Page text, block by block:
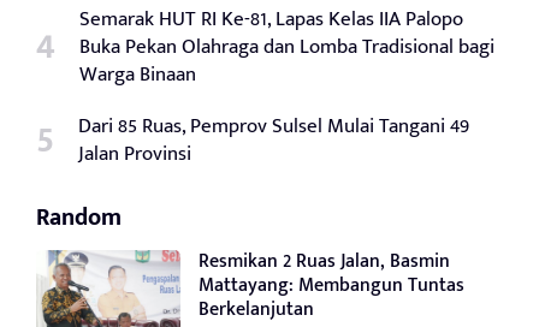
Semarak HUT RI Ke-81, Lapas Kelas IIA Palopo
Buka Pekan Olahraga dan Lomba Tradisional bagi
Warga Binaan
Dari 85 Ruas, Pemprov Sulsel Mulai Tangani 49
Jalan Provinsi
Random
Resmikan 2 Ruas Jalan, Basmin
Mattayang: Membangun Tuntas
Berkelanjutan